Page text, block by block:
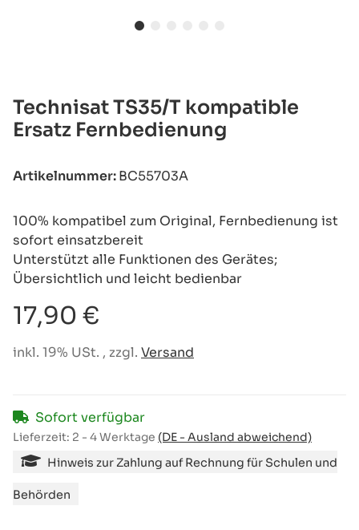
Technisat TS35/T kompatible
Ersatz Fernbedienung
Artikelnummer:BC55703A
100% kompatibel zum Original, Fernbedienung ist
sofort einsatzbereit
Unterstützt alle Funktionen des Gerätes;
Übersichtlich und leicht bedienbar
17,90 €
inkl. 19% USt. , zzgl. Versand
Sofort verfügbar
Lieferzeit: 2 - 4 Werktage (DE - Ausland abweichend)
Hinweis zur Zahlung auf Rechnung für Schulen und
Behörden